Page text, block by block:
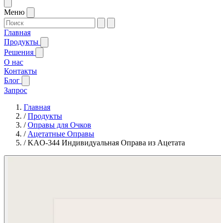
Меню
Главная
Продукты
Решения
О нас
Контакты
Блог
Запрос
Главная
/Продукты
/Оправы для Очков
/ Ацетатные Оправы
/KAO-344 Индивидуальная Оправа из Ацетата